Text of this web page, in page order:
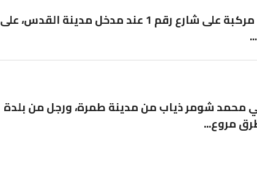
احتجزت قوات الشرطة مركبة على شارع رقم 1 عند مدخل مدينة القدس، على
محمد شومر ذياب من مدينة طمرة، ورجل من بلدة
مروع...